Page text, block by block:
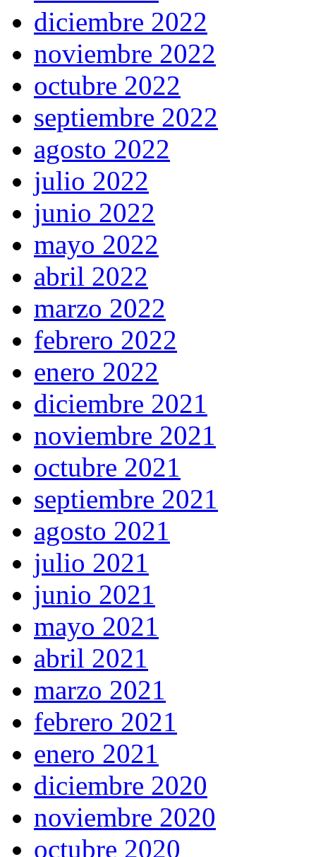
diciembre 2022
noviembre 2022
octubre 2022
septiembre 2022
agosto 2022
julio 2022
junio 2022
mayo 2022
abril 2022
marzo 2022
febrero 2022
enero 2022
diciembre 2021
noviembre 2021
octubre 2021
septiembre 2021
agosto 2021
julio 2021
junio 2021
mayo 2021
abril 2021
marzo 2021
febrero 2021
enero 2021
diciembre 2020
noviembre 2020
octubre 2020